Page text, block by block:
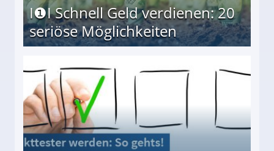
I❶I Schnell Geld verdienen: 20
seriöse Möglichkeiten